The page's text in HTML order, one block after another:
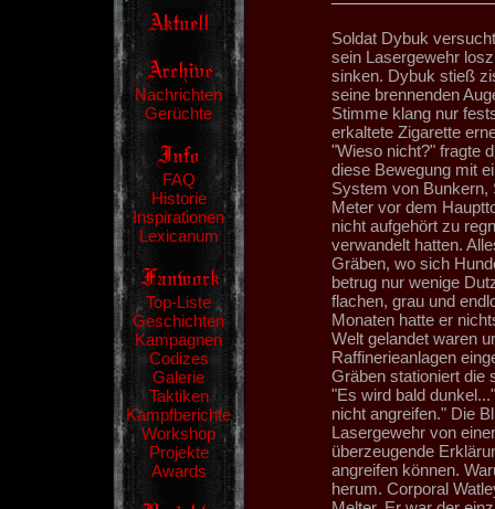
Nachrichten
Gerüchte
FAQ
Historie
Inspirationen
Lexicanum
Top-Liste
Geschichten
Kampagnen
Codizes
Galerie
Taktiken
Kampfberichte
Workshop
Projekte
Awards
Soldat Dybuk
sein Lasergewehr
sinken. Dybuk stieß
seine brennenden
Stimme klang nur
erkaltete Zigarette
"Wieso nicht?" fragte
diese Bewegung mit
System von Bunkern,
Meter vor dem
nicht aufgehört zu
verwandelt hatten.
Gräben, wo sich
betrug nur wenige
flachen, grau und
Monaten hatte er
Welt gelandet waren
Raffinerieanlagen
Gräben stationiert die
"Es wird bald
nicht angreifen." Die
Lasergewehr von
überzeugende
angreifen können.
herum. Corporal